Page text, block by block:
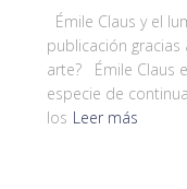
Émile Claus y el
publicación
arte? Émile Claus
especie de
los Leer más